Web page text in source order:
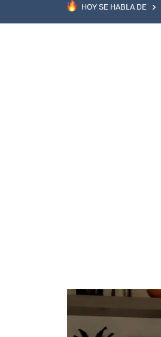
HOY SE HABLA DE